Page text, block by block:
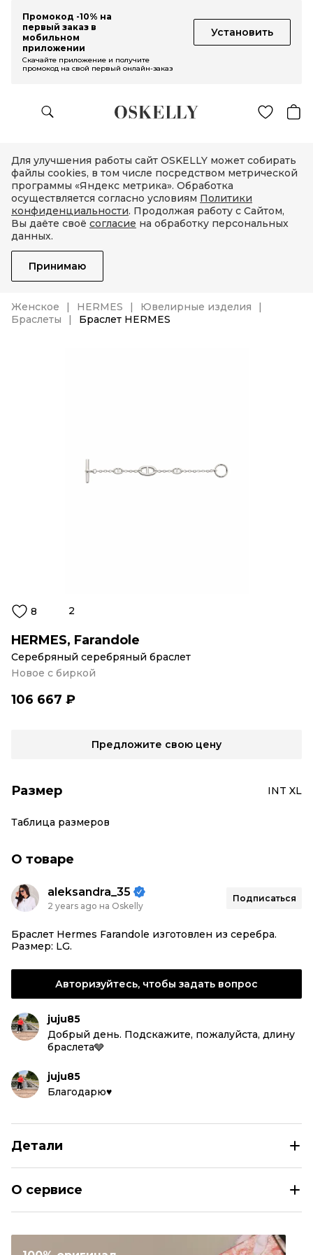
Промокод -10% на
первый заказ в
мобильном
приложении
Установить
Скачайте приложение и получите
промокод на свой первый онлайн-заказ
Для улучшения работы сайт OSKELLY может собирать
файлы cookies, в том числе посредством метрической
программы «Яндекс метрика». Обработка
осуществляется согласно условиям Политики
конфиденциальности. Продолжая работу с Сайтом,
Вы даёте своё согласие на обработку персональных
данных.
Принимаю
Женское HERMES
Ювелирные изделия
Браслеты
Браслет HERMES
8 2
HERMES, Farandole
Серебряный серебряный браслет
Новое с биркой
106 667 ₽
Предложите свою цену
Размер INT XL
Таблица размеров
О товаре
aleksandra_35
2 years ago на Oskelly
Подписаться
Браслет Hermes Farandole изготовлен из серебра.
Размер: LG.
Авторизуйтесь, чтобы задать вопрос
juju85
Добрый день. Подскажите, пожалуйста, длину
браслета🩶
juju85
Благодарю♥️
Детали
Категория
О сервисе